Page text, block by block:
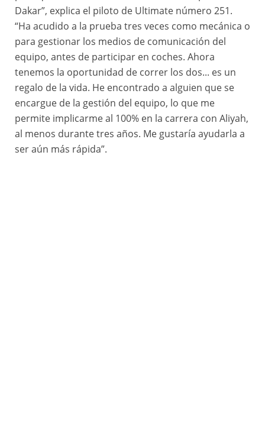
Dakar”, explica el piloto de Ultimate número 251.
“Ha acudido a la prueba tres veces como mecánica o
para gestionar los medios de comunicación del
equipo, antes de participar en coches. Ahora
tenemos la oportunidad de correr los dos... es un
regalo de la vida. He encontrado a alguien que se
encargue de la gestión del equipo, lo que me
permite implicarme al 100% en la carrera con Aliyah,
al menos durante tres años. Me gustaría ayudarla a
ser aún más rápida”.